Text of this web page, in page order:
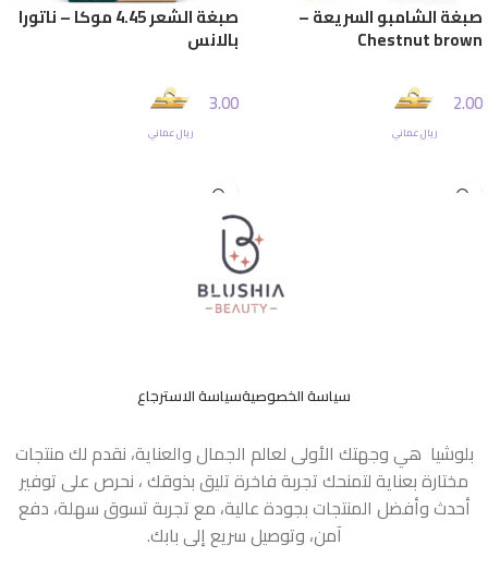
صبغة الشامبو السريعة –
Chestnut brown
2.00
ريال عماني
صبغة الشعر 4.45 موكا – ناتورا
بالانس
3.00
ريال عماني
سياسة الخصوصيةسياسة الاسترجاع
بلوشيا هي وجهتك الأولى لعالم الجمال والعناية، نقدم لك منتجات
مختارة بعناية لتمنحك تجربة فاخرة تليق بذوقك ، نحرص على توفير
أحدث وأفضل المنتجات بجودة عالية، مع تجربة تسوق سهلة، دفع
آمن، وتوصيل سريع إلى بابك.